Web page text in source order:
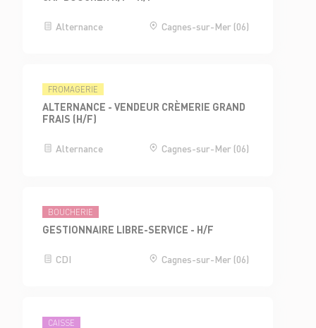
Alternance Cagnes-sur-Mer (06)
FROMAGERIE
ALTERNANCE - VENDEUR CRÈMERIE GRAND
FRAIS (H/F)
Alternance Cagnes-sur-Mer (06)
BOUCHERIE
GESTIONNAIRE LIBRE-SERVICE - H/F
CDI Cagnes-sur-Mer (06)
CAISSE